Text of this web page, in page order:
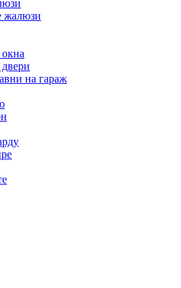
жалюзи
на гараж